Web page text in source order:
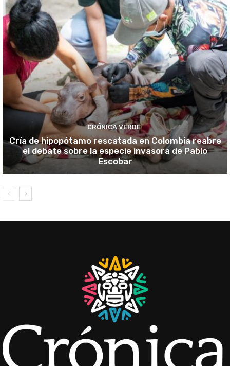
CRÓNICA VERDE
Cría de hipopótamo rescatada en Colombia reabre
el debate sobre la especie invasora de Pablo
Escobar